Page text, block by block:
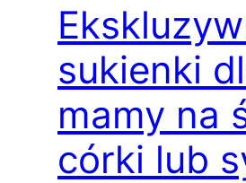
sukienki
mamy na
córki lub